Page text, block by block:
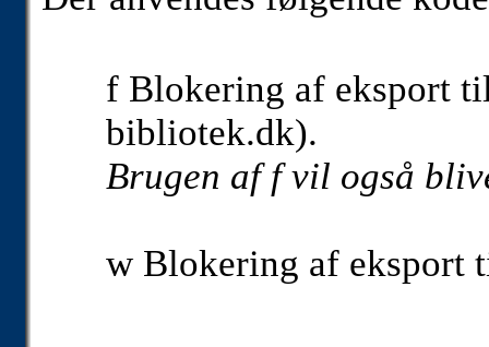
f Blokering af eksport
bibliotek.dk).
Brugen af f vil også
w Blokering af eksport